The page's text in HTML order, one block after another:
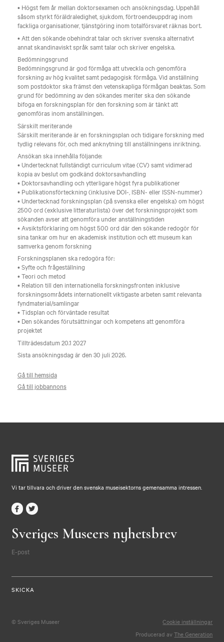
• Högst fem år mellan doktorsexamen och ansökningsdag. Uppehåll
såsom styrkt föräldraledighet, sjukdom, förtroendeuppdrag inom
fackliga organisationer, tjänstgöring inom totalförsvaret räknas bort.
• Att den sökande obehindrat talar och skriver svenska alternativt
annat skandinaviskt språk samt talar och skriver engelska.
Bedömningsgrund
Bedömningsgrund är god förmåga att utveckla och genomföra
forskning av hög kvalitet samt pedagogisk förmåga. Vid anställning
som postdoktor ska främst den vetenskapliga förmågan beaktas. Som
grund för bedömning av den sökandes meriter ska den sökande
bifoga en forskningsplan för den forskning som är tänkt att
genomföras inom anställningen.
Särskilt meriterande
Särskilt meriterande är en forskningsplan och tidigare forskning med
tydlig relevans för, och med anknytning till anställningens inriktning.
Ansökan ska innehålla följande:
• Undertecknat fullständigt curriculum vitae (CV) samt vidimerad
kopia av beslut om godkänd doktorsavhandling
• Doktorsavhandling och ytterligare högst fyra publikationer
• Publikationsförteckning (inklusive DOI-, ISBN- eller ISSN-nummer)
• Undertecknad forskningsplan (på svenska eller engelska) om högst
2500 ord (exklusive litteraturlista) över det forskningsprojekt som
sökanden avser att genomföra under anställningstiden
• Avsiktsförklaring om högst 500 ord där den sökande redogör för
sina tankar om hur en akademisk institution och ett museum kan
samverka genom forskning
Forskningsplanen ska redogöra för:
• Syfte och frågeställning
• Teori och metod
• Relation till den internationella forskningsfronten inklusive
forskningsområdets internationellt viktigaste arbeten samt relevanta
fyndmaterial/samlingar
• Tidsplan och förväntade resultat
• Den sökandes förutsättningar och kompetens att genomföra
projektet
Tillträdesdatum 20.1 2027
Sista ansökningsdag är den 30 juli 2026.
Gå till hemsida
Gå till jobbannons
Vi tar tillvara och driver den svenska museisektorns gemensamma intressen.
Sveriges Museers nyhetsbrev
E-post
© Sveriges Museer
Cookie inställningar
Producerad avThe Generation